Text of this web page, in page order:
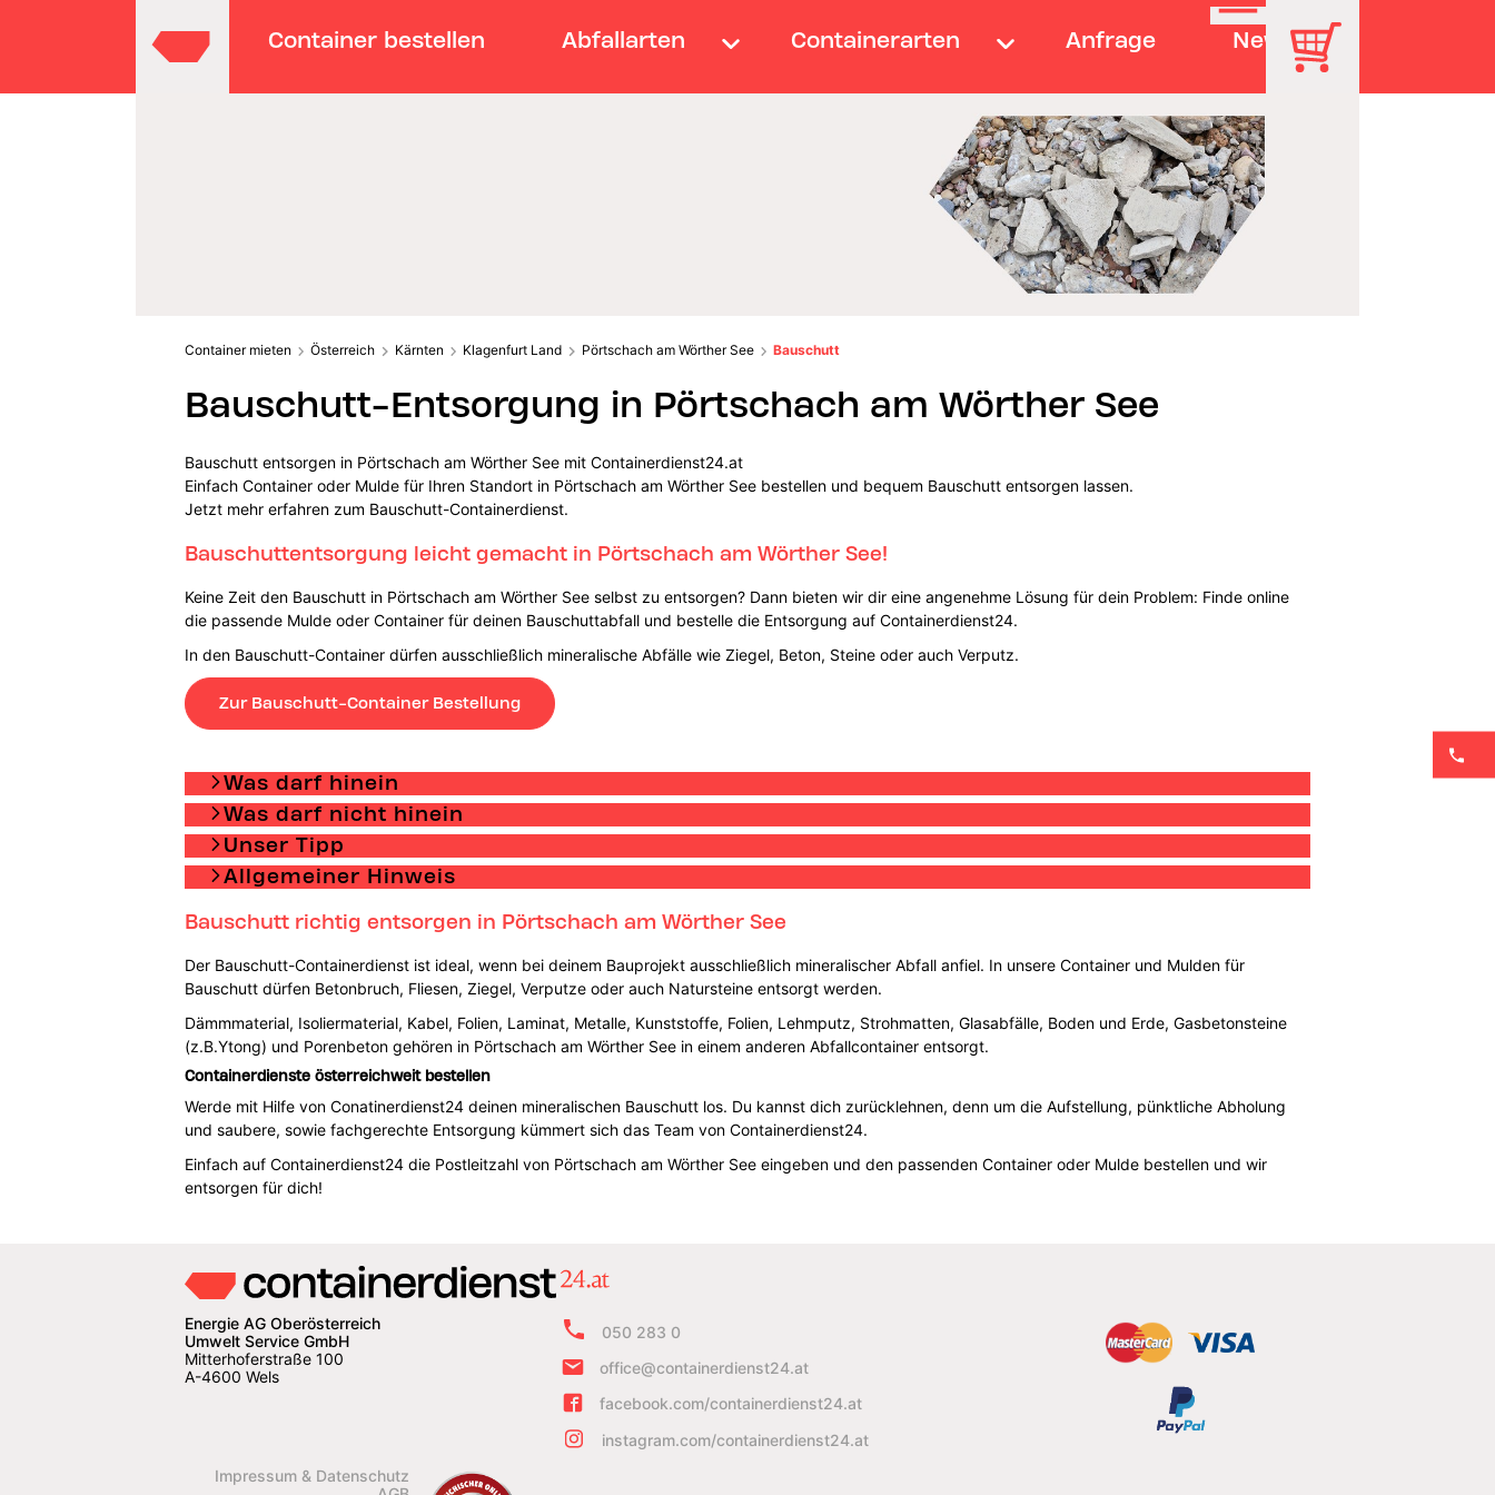
Container bestellen Abfallarten Containerarten Anfrage News
Container mieten Österreich Kärnten Klagenfurt Land Pörtschach am Wörther See Bauschutt
Bauschutt-Entsorgung in Pörtschach am Wörther See
Bauschutt entsorgen in Pörtschach am Wörther See mit Containerdienst24.at
Einfach Container oder Mulde für Ihren Standort in Pörtschach am Wörther See bestellen und bequem Bauschutt entsorgen lassen.
Jetzt mehr erfahren zum Bauschutt-Containerdienst.
Bauschuttentsorgung leicht gemacht in Pörtschach am Wörther See!
Keine Zeit den Bauschutt in Pörtschach am Wörther See selbst zu entsorgen? Dann bieten wir dir eine angenehme Lösung für dein Problem: Finde online
die passende Mulde oder Container für deinen Bauschuttabfall und bestelle die Entsorgung auf Containerdienst24.
In den Bauschutt-Container dürfen ausschließlich mineralische Abfälle wie Ziegel, Beton, Steine oder auch Verputz.
Zur Bauschutt-Container Bestellung
Was darf hinein
Was darf nicht hinein
Unser Tipp
Allgemeiner Hinweis
Bauschutt richtig entsorgen in Pörtschach am Wörther See
Der Bauschutt-Containerdienst ist ideal, wenn bei deinem Bauprojekt ausschließlich mineralischer Abfall anfiel. In unsere Container und Mulden für
Bauschutt dürfen Betonbruch, Fliesen, Ziegel, Verputze oder auch Natursteine entsorgt werden.
Dämmmaterial, Isoliermaterial, Kabel, Folien, Laminat, Metalle, Kunststoffe, Folien, Lehmputz, Strohmatten, Glasabfälle, Boden und Erde, Gasbetonsteine
(z.B.Ytong) und Porenbeton gehören in Pörtschach am Wörther See in einem anderen Abfallcontainer entsorgt.
Containerdienste österreichweit bestellen
Werde mit Hilfe von Conatinerdienst24 deinen mineralischen Bauschutt los. Du kannst dich zurücklehnen, denn um die Aufstellung, pünktliche Abholung
und saubere, sowie fachgerechte Entsorgung kümmert sich das Team von Containerdienst24.
Einfach auf Containerdienst24 die Postleitzahl von Pörtschach am Wörther See eingeben und den passenden Container oder Mulde bestellen und wir
entsorgen für dich!
Energie AG Oberösterreich
Umwelt Service GmbH
Mitterhoferstraße 100
A-4600 Wels
050 283 0
office@containerdienst24.at
facebook.com/containerdienst24.at
instagram.com/containerdienst24.at
Impressum & Datenschutz